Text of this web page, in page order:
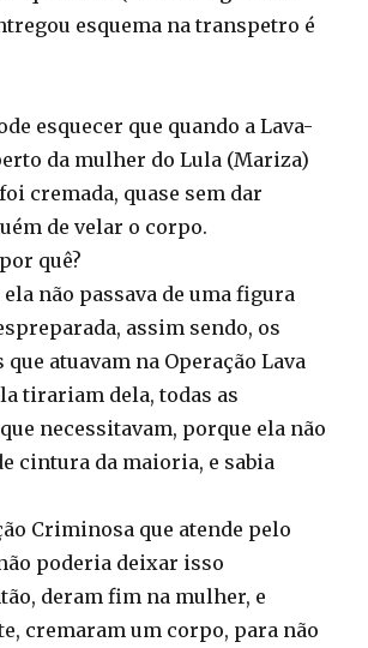
esquema na transpetro é
esquecer que quando a Lava-
da mulher do Lula (Mariza)
cremada, quase sem dar
de velar o corpo.
quê?
não passava de uma figura
assim sendo, os
atuavam na Operação Lava
la tirariam dela, todas as
necessitavam, porque ela não
cintura da maioria, e sabia
Criminosa que atende pelo
poderia deixar isso
deram fim na mulher, e
cremaram um corpo, para não